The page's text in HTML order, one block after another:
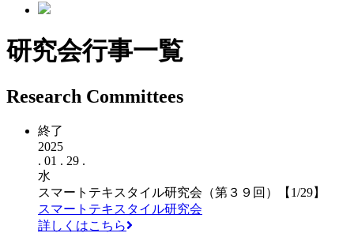
研究会行事一覧
Research Committees
終了
2025
. 01 . 29 .
水
スマートテキスタイル研究会（第３９回）【1/29】
スマートテキスタイル研究会
詳しくはこちら